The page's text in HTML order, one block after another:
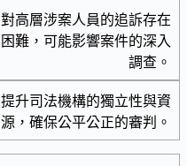
對高層涉案人員的追訴存在
困難，可能影響案件的深入
調查。
提升司法機構的獨立性與資
源，確保公平公正的審判。